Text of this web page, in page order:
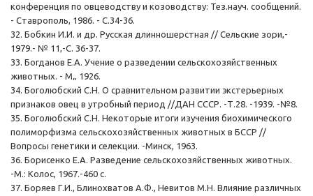
конференция по овцеводству и козоводству: Тез.науч. сообщений.
- Ставрополь, 1986. - С.34-36.
32. Бобкин И.И. и др. Русская длинношерстная // Сельские зори,-
1979.- № 11,-С. 36-37.
33. Богданов Е.А. Учение о разведении сельскохозяйственных
животных. - М„ 1926.
34. Боголюбский С.Н. О сравнительном развитии экстерьерных
признаков овец в утробный период //ДАН СССР. -Т.28. -1939. -№8.
35. Боголюбский С.Н. Некоторые итоги изучения биохимического
полиморфизма сельскохозяйственных животных в БССР //
Вопросы генетики и селекции. -Минск, 1963.
36. Борисенко Е.А. Разведение сельскохозяйственных животных.
-М.: Колос, 1967.-460 с.
37. Боряев Г.И., Блинохватов А.Ф., Невитов М.Н. Влияние различных